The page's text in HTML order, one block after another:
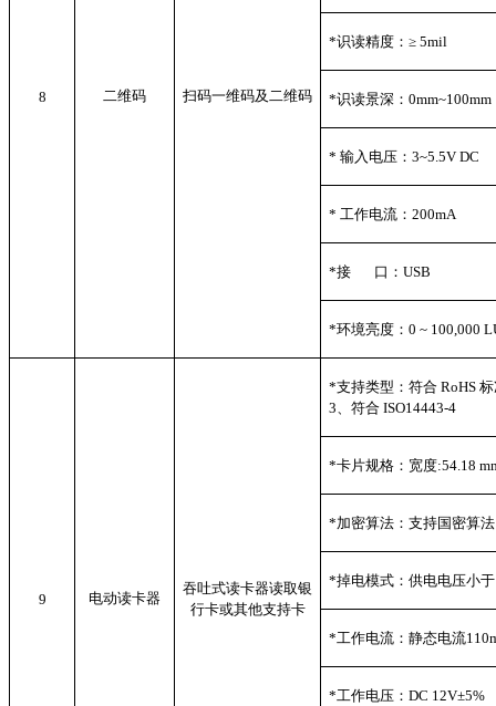
8 二维码 扫码一维码及二维码
*识读精度：≥ 5mil
*识读景深：0mm~100mm
* 输入电压：3~5.5V DC
* 工作电流：200mA
*接 口：USB
*环境亮度：0 ~ 100,000
9 电动读卡器
吞吐式读卡器读取银
行卡或其他支持卡
*支持类型：符合 RoHS
3、符合 ISO14443-4
*卡片规格：宽度:54.18
*加密算法：支持国密算法
*掉电模式：供电电压小
*工作电流：静态电流
*工作电压：DC 12V±5%